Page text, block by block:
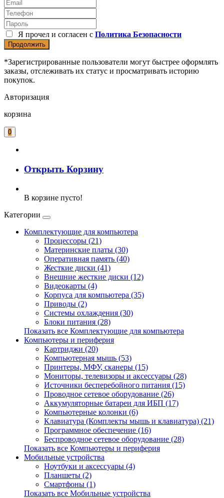
Я прочел и согласен с Политика Безопасности
Продолжить
*Зарегистрированные пользователи могут быстрее оформлять
заказы, отслеживать их статус и просматривать историю
покупок.
Авторизация
корзина
0
Открыть Корзину
В корзине пусто!
Категории
Комплектующие для компьютера
Процессоры (21)
Материнские платы (30)
Оперативная память (40)
Жесткие диски (41)
Внешние жесткие диски (12)
Видеокарты (4)
Корпуса для компьютера (35)
Приводы (2)
Системы охлаждения (30)
Блоки питания (28)
Показать все Комплектующие для компьютера
Компьютеры и периферия
Картриджи (20)
Компьютерная мышь (53)
Принтеры, МФУ, сканеры (15)
Мониторы, телевизоры и аксессуары (28)
Источники бесперебойного питания (15)
Проводное сетевое оборудование (26)
Аккумуляторные батареи для ИБП (17)
Компьютерные колонки (6)
Клавиатура (Комплекты мышь и клавиатура) (21)
Программное обеспечение (16)
Беспроводное сетевое оборудование (28)
Показать все Компьютеры и периферия
Мобильные устройства
Ноутбуки и аксессуары (4)
Планшеты (2)
Смартфоны (1)
Показать все Мобильные устройства